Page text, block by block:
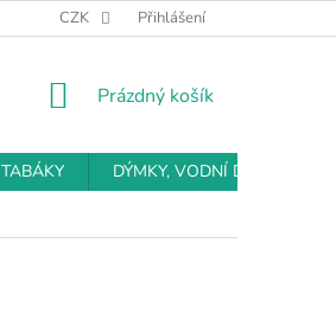
PODMÍNKY OCHRANY OSOBNÍCH ÚDAJŮ
CZK Přihlášení
NÁKUPNÍ
Prázdný košík
TABÁKY
DÝMKY, VODNÍ DÝMKY